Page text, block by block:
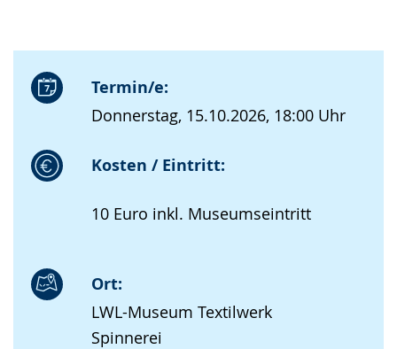
Termin/e:
Donnerstag, 15.10.2026, 18:00 Uhr
Kosten / Eintritt:
10 Euro inkl. Museumseintritt
Ort:
LWL-Museum Textilwerk
Spinnerei